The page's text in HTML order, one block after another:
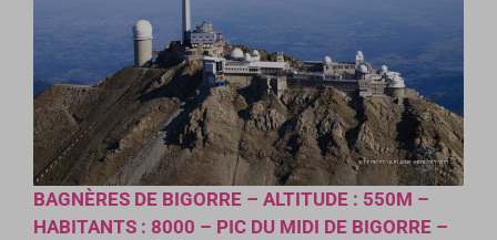
BAGNÈRES DE BIGORRE – ALTITUDE : 550M –
HABITANTS : 8000 – PIC DU MIDI DE BIGORRE –